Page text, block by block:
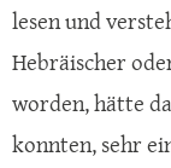
lesen und
Hebräischer
worden, hätte
konnten, sehr